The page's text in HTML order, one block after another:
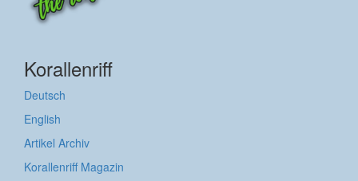
Korallenriff
Deutsch
English
Artikel Archiv
Korallenriff Magazin